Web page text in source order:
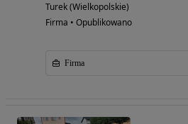
Turek (Wielkopolskie)
Firma • Opublikowano
Firma